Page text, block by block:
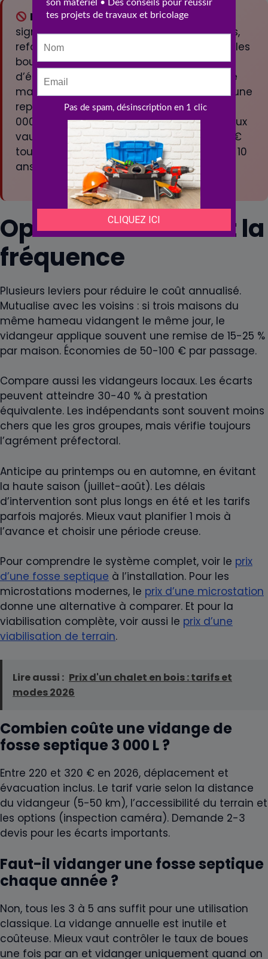
Erreur courante :attendre les premiers
signes de problème pour vidanger (odeurs,
refoulements, débit anormal). À ce stade, les
boues ont déjà migré dans le système
d’épandage et l’endommagent. Une fosse
mal entretenue 10 ans nécessite souvent une
reprise complète de l’épandage (3 000-6
000 €) en plus de la vidange normale. Mieux
vaut respecter la fréquence et payer 250 €
tous les 3-4 ans que reprendre tout après 10
ans.
Optimiser le coût et la
fréquence
Plusieurs leviers pour réduire le coût annualisé.
Mutualise avec les voisins : si trois maisons du
même hameau vidangent le même jour, le
vidangeur applique souvent une remise de 15-25 %
par maison. Économies de 50-100 € par passage.
Compare aussi les vidangeurs locaux. Les écarts
peuvent atteindre 30-40 % à prestation
équivalente. Les indépendants sont souvent moins
chers que les gros groupes, mais vérifie toujours
l’agrément préfectoral.
Anticipe au printemps ou en automne, en évitant
la haute saison (juillet-août). Les délais
d’intervention sont plus longs en été et les tarifs
parfois majorés. Mieux vaut planifier 1 mois à
l’avance et choisir une période creuse.
Pour comprendre le système complet, voir le prix
d’une fosse septique à l’installation. Pour les
microstations modernes, le prix d’une microstation
donne une alternative à comparer. Et pour la
viabilisation complète, voir aussi le prix d’une
viabilisation de terrain.
Lire aussi : Prix d'un chalet en bois : tarifs et
modes 2026
Combien coûte une vidange de
fosse septique 3 000 L ?
Entre 220 et 320 € en 2026, déplacement et
évacuation inclus. Le tarif varie selon la distance
du vidangeur (5-50 km), l’accessibilité du terrain et
les options (inspection caméra). Demande 2-3
devis pour les écarts importants.
Faut-il vidanger une fosse septique
chaque année ?
Non, tous les 3 à 5 ans suffit pour une utilisation
classique. La vidange annuelle est inutile et
coûteuse. Mieux vaut contrôler le taux de boues
une fois par an et vidanger uniquement quand on